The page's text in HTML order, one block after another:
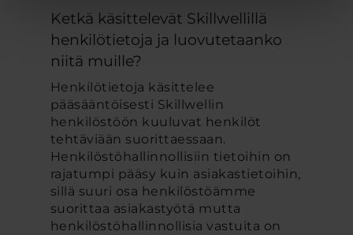
Ketkä käsittelevät Skillwellillä
henkilötietoja ja luovutetaanko
niitä muille?
Henkilötietoja käsittelee
pääsääntöisesti Skillwellin
henkilöstöön kuuluvat henkilöt
tehtäviään suorittaessaan.
Henkilöstöhallinnollisiin tietoihin on
rajatumpi pääsy kuin asiakastietoihin,
sillä suuri osa henkilöstöämme
suorittaa asiakastyötä mutta
henkilöstöhallinnollisia vastuita on